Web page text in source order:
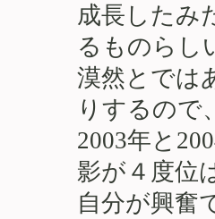
成長したみ
るものらし
漠然とでは
りするので
2003年と
影が４度位
自分が興奮